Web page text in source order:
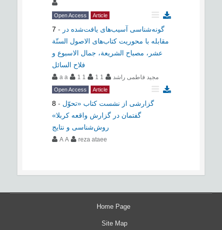
Open Access Article
7 - گونه‌شناسی آسیب‌های یافت‌شده در
مقابله با محوریت کتاب‌های الاصول الستّة
عشر، مصباح الشریعة، جمال الاسبوع و
فلاح السائل
a a 1 1 مجید فاطمی راشد 1 1
Open Access Article
8 - گزارشی از نشست کتاب «تحوّل
گفتمان در گزارش واقعه کربلا»
روش‌شناسی و نتایج
A A reza ataee
Home Page
Site Map